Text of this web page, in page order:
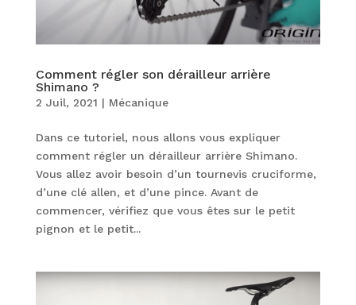
Comment régler son dérailleur arrière
Shimano ?
2 Juil, 2021 | Mécanique
Dans ce tutoriel, nous allons vous expliquer
comment régler un dérailleur arrière Shimano.
Vous allez avoir besoin d’un tournevis cruciforme,
d’une clé allen, et d’une pince. Avant de
commencer, vérifiez que vous êtes sur le petit
pignon et le petit...